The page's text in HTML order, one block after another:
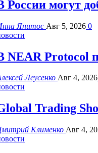
России могут
Янитос Авг 5, 2026 0
NEAR Protocol
Леусенко Авг 4, 2026
Trading
Клименко Авг 4,